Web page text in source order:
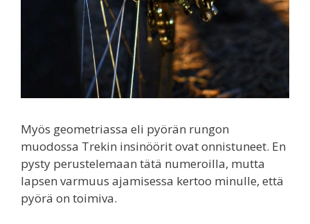
Myös geometriassa eli pyörän rungon
muodossa Trekin insinöörit ovat onnistuneet. En
pysty perustelemaan tätä numeroilla, mutta
lapsen varmuus ajamisessa kertoo minulle, että
pyörä on toimiva.